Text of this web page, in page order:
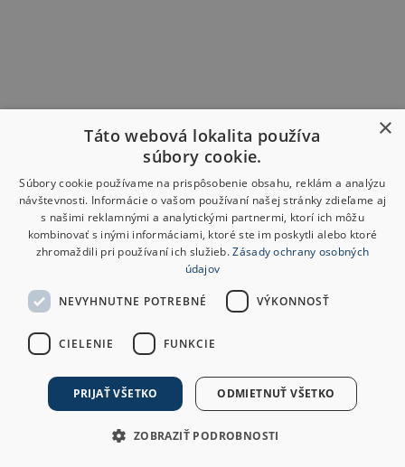
×
Táto webová lokalita používa
súbory cookie.
Súbory cookie používame na prispôsobenie obsahu, reklám a analýzu
návštevnosti. Informácie o vašom používaní našej stránky zdieľame aj
s našimi reklamnými a analytickými partnermi, ktorí ich môžu
kombinovať s inými informáciami, ktoré ste im poskytli alebo ktoré
zhromaždili pri používaní ich služieb.Zásady ochrany osobných
údajov
NEVYHNUTNE POTREBNÉ VÝKONNOSŤ
CIELENIE FUNKCIE
PRIJAŤ VŠETKO ODMIETNUŤ VŠETKO
ZOBRAZIŤ PODROBNOSTI